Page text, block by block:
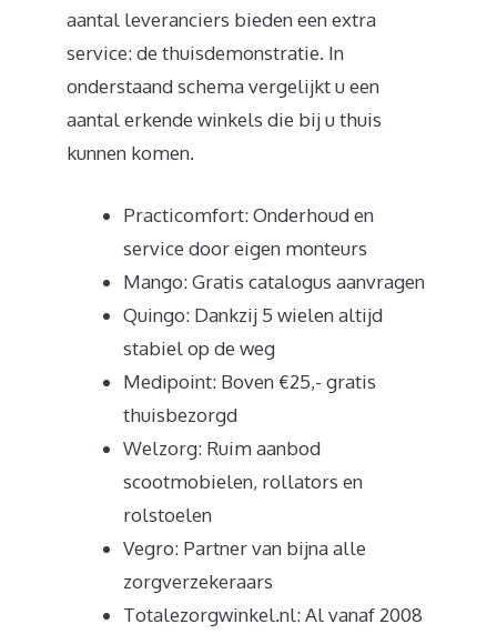
aantal leveranciers bieden een extra
service: de thuisdemonstratie. In
onderstaand schema vergelijkt u een
aantal erkende winkels die bij u thuis
kunnen komen.
Practicomfort: Onderhoud en
service door eigen monteurs
Mango: Gratis catalogus aanvragen
Quingo: Dankzij 5 wielen altijd
stabiel op de weg
Medipoint: Boven €25,- gratis
thuisbezorgd
Welzorg: Ruim aanbod
scootmobielen, rollators en
rolstoelen
Vegro: Partner van bijna alle
zorgverzekeraars
Totalezorgwinkel.nl: Al vanaf 2008